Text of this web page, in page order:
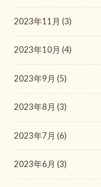
2023年11月 (3)
2023年10月 (4)
2023年9月 (5)
2023年8月 (3)
2023年7月 (6)
2023年6月 (3)